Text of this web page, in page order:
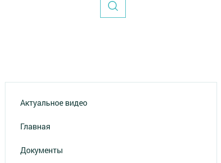
Актуальное видео
Главная
Документы